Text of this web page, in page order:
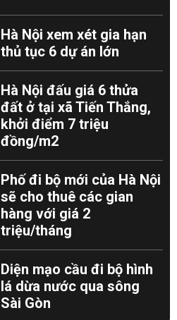
Hà Nội xem xét gia hạn
thủ tục 6 dự án lớn
Hà Nội đấu giá 6 thửa
đất ở tại xã Tiến Thắng,
khởi điểm 7 triệu
đồng/m2
Phố đi bộ mới của Hà Nội
sẽ cho thuê các gian
hàng với giá 2
triệu/tháng
Diện mạo cầu đi bộ hình
lá dừa nước qua sông
Sài Gòn